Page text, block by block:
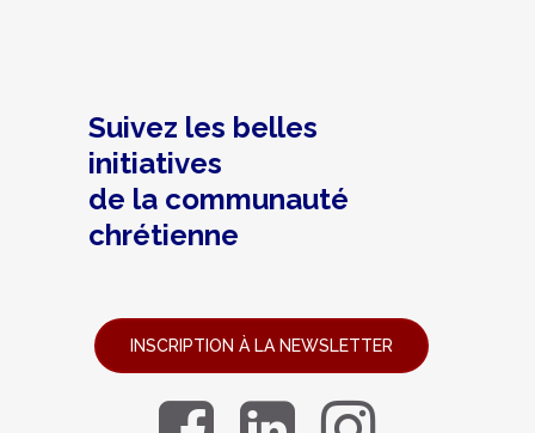
Suivez les belles
initiatives
de la communauté
chrétienne
INSCRIPTION À LA NEWSLETTER